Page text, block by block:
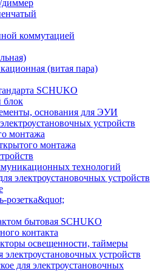
диммер
коммутацией
(витая пара)
SCHUKO
блок
основания для ЭУИ
устройств
монтажа
монтажа
технологий
электроустановочных устройств
розетка&quot;
бытовая SCHUKO
контакта
освещенности, таймеры
устройств
для электроустановочных